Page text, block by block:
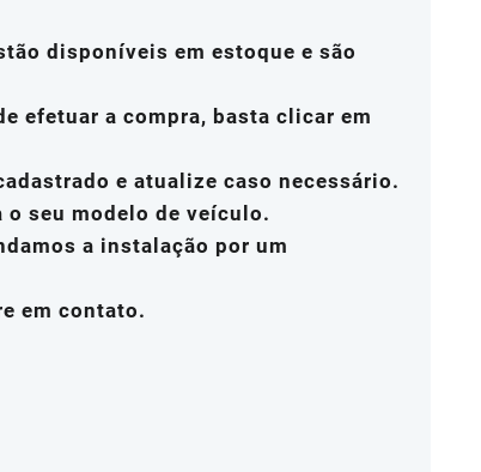
disponíveis em estoque e são
efetuar a compra, basta clicar em
e atualize caso necessário.
o seu modelo de veículo.
a instalação por um
em contato.